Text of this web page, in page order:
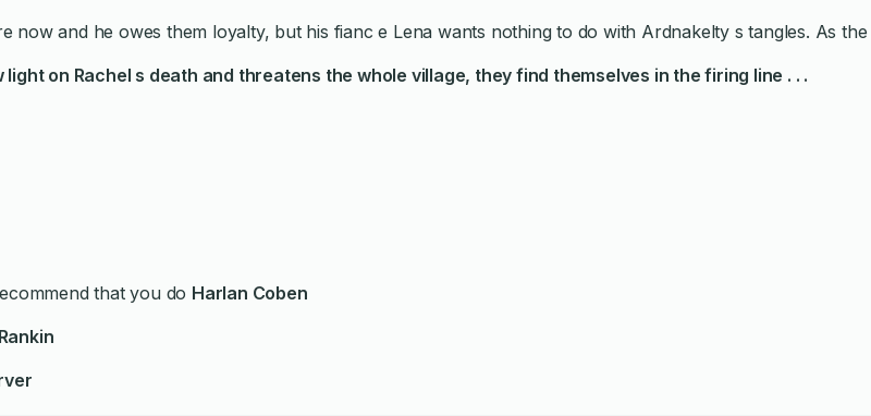
now and he owes them loyalty, but his fianc e Lena wants nothing to do with Ardnakelty s tangles. As
on Rachel s death and threatens the whole village, they find themselves in the firing line . . .
that you do Harlan Coben